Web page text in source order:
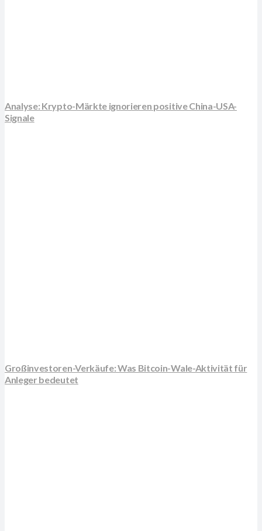
Analyse: Krypto-Märkte ignorieren positive China-USA-
Signale
Großinvestoren-Verkäufe: Was Bitcoin-Wale-Aktivität für
Anleger bedeutet